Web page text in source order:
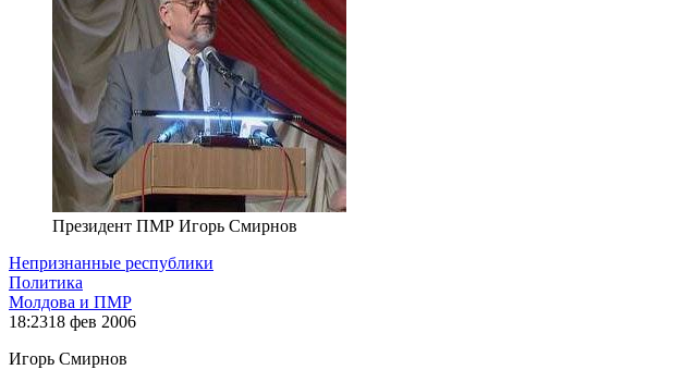
Президент ПМР Игорь Смирнов
Непризнанные республики
Политика
Молдова и ПМР
18:2318 фев 2006
Игорь Смирнов